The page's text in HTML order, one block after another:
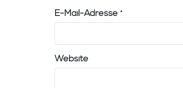
E-Mail-Adresse*
Website